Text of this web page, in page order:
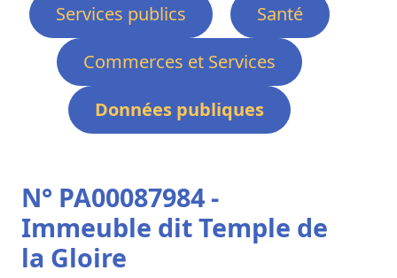
Services publics
Santé
Commerces et Services
Données publiques
N° PA00087984 -
Immeuble dit Temple de
la Gloire